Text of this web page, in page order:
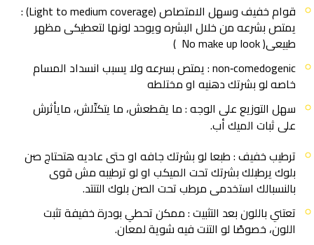
قوام خفيف وسهل الامتصاص (Light to medium coverage) :
يمتص بشرعه من خلال البشره ويوحد لونها لتعطيكى مظهر
طبيعى( No make up look )
non‑comedogenic : يمتص بسرعه ولا يسبب انسداد المسام
خاصه لو بشرتك دهنيه او مختلطه
سهل التوزيع على الوجه : ما يقطعش، ما يتكتّلش، مايأثرش
على ثبات الميك أب.
ترطيب خفيف : طبعا لو بشرتك جافه او حتى عاديه هتحتاج صن
بلوك يرطبلك بشرتك تحت الميكب او لو ترطيبه مش قوى
بالنسبالك استخدمى مرطب تحت الصن بلوك التنتد.
تعتني باللون بعد التثبيت : ممكن تحطي بودرة خفيفة تثبت
اللون، خصوصًا لو التنت فيه شوية لمعان.